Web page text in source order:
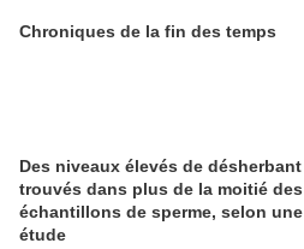
Chroniques de la fin des temps
Des niveaux élevés de désherbant
trouvés dans plus de la moitié des
échantillons de sperme, selon une
étude